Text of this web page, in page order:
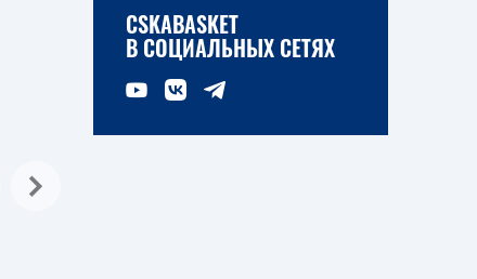
CSKABASKET
В СОЦИАЛЬНЫХ СЕТЯХ